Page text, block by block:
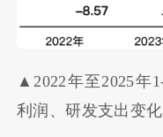
▲2022年至2025年
利润、研发支出变化